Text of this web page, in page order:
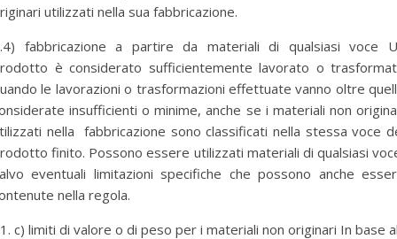
utilizzati nella sua fabbricazione.
fabbricazione a partire da materiali di qualsiasi voce
è considerato sufficientemente lavorato o
le lavorazioni o trasformazioni effettuate vanno oltre
insufficienti o minime, anche se i materiali non
nella fabbricazione sono classificati nella stessa voce
finito. Possono essere utilizzati materiali di qualsiasi
eventuali limitazioni specifiche che possono anche
nella regola.
c) limiti di valore o di peso per i materiali non originari In base al